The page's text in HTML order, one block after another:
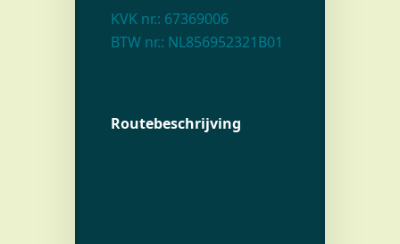
KVK nr.: 67369006
BTW nr.: NL856952321B01
Routebeschrijving